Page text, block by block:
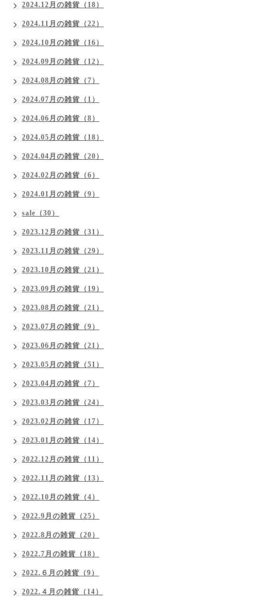
2024.12月の雑貨（18）
2024.11月の雑貨（22）
2024.10月の雑貨（16）
2024.09月の雑貨（12）
2024.08月の雑貨（7）
2024.07月の雑貨（1）
2024.06月の雑貨（8）
2024.05月の雑貨（18）
2024.04月の雑貨（20）
2024.02月の雑貨（6）
2024.01月の雑貨（9）
sale（30）
2023.12月の雑貨（31）
2023.11月の雑貨（29）
2023.10月の雑貨（21）
2023.09月の雑貨（19）
2023.08月の雑貨（21）
2023.07月の雑貨（9）
2023.06月の雑貨（21）
2023.05月の雑貨（51）
2023.04月の雑貨（7）
2023.03月の雑貨（24）
2023.02月の雑貨（17）
2023.01月の雑貨（14）
2022.12月の雑貨（11）
2022.11月の雑貨（13）
2022.10月の雑貨（4）
2022.9月の雑貨（25）
2022.8月の雑貨（20）
2022.7月の雑貨（18）
2022.６月の雑貨（9）
2022.４月の雑貨（14）